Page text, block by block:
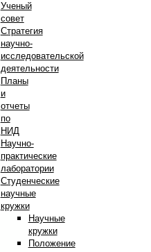
Ученый
совет
Стратегия
научно-
исследовательской
деятельности
Планы
и
отчеты
по
НИД
Научно-
практические
лаборатории
Студенческие
научные
кружки
Научные
кружки
Положение